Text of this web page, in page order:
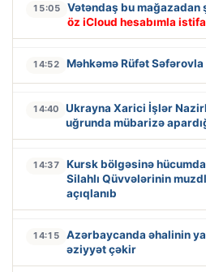
15:05 Vətəndaş bu
öz iCloud hesabımla
14:52 Məhkəmə Rüfət
14:40
Ukrayna Xarici İşlər
uğrunda mübarizə
14:37
Kursk bölgəsinə
Silahlı Qüvvələrinin
açıqlanıb
14:15
Azərbaycanda əhalinin
əziyyət çəkir